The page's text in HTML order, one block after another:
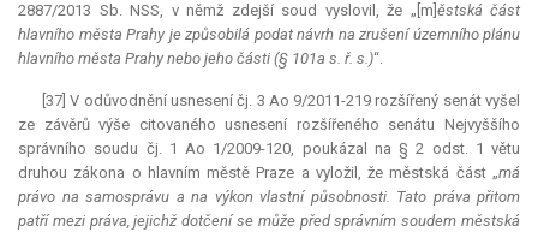
2887/2013 Sb. NSS, v němž zdejší soud vyslovil, že „[m] ěstská část
hlavního města Prahy je způsobilá podat návrh na zrušení územního plánu
hlavního města Prahy nebo jeho části (§ 101a s. ř. s.)“.
[37] V odůvodnění usnesení čj. 3 Ao 9/2011-219 rozšířený senát vyšel
ze závěrů výše citovaného usnesení rozšířeného senátu Nejvyššího
správního soudu čj. 1 Ao 1/2009-120, poukázal na § 2 odst. 1 větu
druhou zákona o hlavním městě Praze a vyložil, že městská část „má
právo na samosprávu a na výkon vlastní působnosti. Tato práva přitom
patří mezi práva, jejichž dotčení se může před správním soudem městská